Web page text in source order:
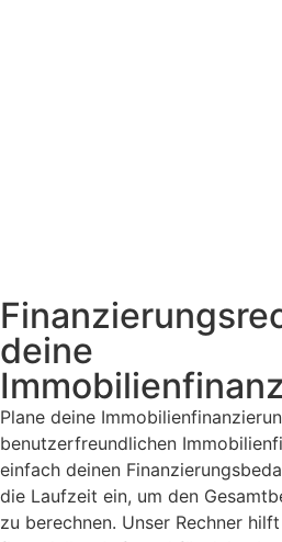
deine
Plane deine
benutzerfreundlichen
einfach deinen
die Laufzeit ein, um den
zu berechnen. Unser Rechner